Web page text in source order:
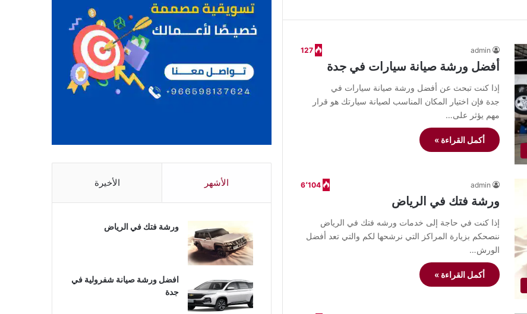
admin
127
أفضل ورشة صيانة سيارات في جدة
إذا كنت تبحث عن أفضل ورشة صيانة سيارات في
جدة فإن اختيار المكان المناسب لصيانة سيارتك هو قرار
مهم يؤثر على…
أكمل القراءة »
admin 6٬104
ورشة فتك في الرياض
إذا كنت في حاجة إلى خدمات ورشه فتك في الرياض
ننصحكم بزيارة المراكز التي نرشحها لكم والتي تعد أفضل
الورش…
أكمل القراءة »
الأشهر الأخيرة
ورشة فتك في الرياض
افضل ورشة صيانة شفرولية في
جدة